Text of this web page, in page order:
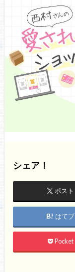
シェア！
ポスト
はてブ
Pocket